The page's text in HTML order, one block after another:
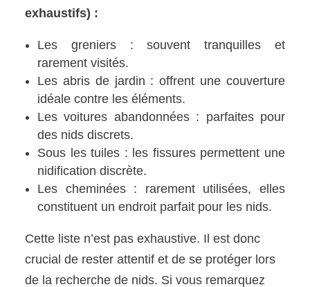
exhaustifs) :
Les greniers : souvent tranquilles et
rarement visités.
Les abris de jardin : offrent une couverture
idéale contre les éléments.
Les voitures abandonnées : parfaites pour
des nids discrets.
Sous les tuiles : les fissures permettent une
nidification discrète.
Les cheminées : rarement utilisées, elles
constituent un endroit parfait pour les nids.
Cette liste n’est pas exhaustive. Il est donc
crucial de rester attentif et de se protéger lors
de la recherche de nids. Si vous remarquez